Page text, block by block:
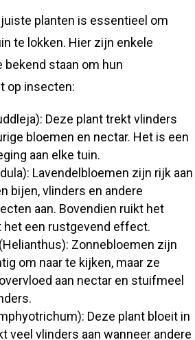
planten is essentieel om
te lokken. Hier zijn enkele
bekend staan om hun
op insecten:
Deze plant trekt vlinders
bloemen en nectar. Het is een
aan elke tuin.
Lavendelbloemen zijn rijk aan
bijen, vlinders en andere
aan. Bovendien ruikt het
het een rustgevend effect.
Zonnebloemen zijn
om naar te kijken, maar ze
aan nectar en stuifmeel
Deze plant bloeit in
veel vlinders aan wanneer andere